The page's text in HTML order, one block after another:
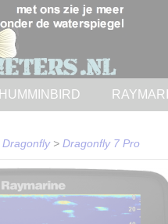
HUMMINBIRD
Dragonfly> Dragonfly 7 Pro